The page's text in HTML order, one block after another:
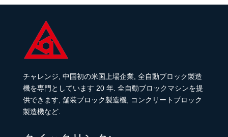
チャレンジ, 中国初の米国上場企業, 全自動ブロック製造
機を専門としています 20 年. 全自動ブロックマシンを提
供できます, 舗装ブロック製造機, コンクリートブロック
製造機など.